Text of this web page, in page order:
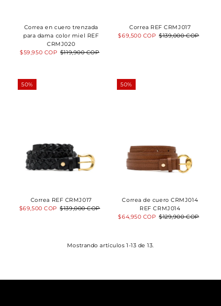
Correa en cuero trenzada
para dama color miel REF
CRMJ020
Precio
$59,950 COP Precio
$119,900 COP
Correa REF CRMJ017
Precio
$69,500 COP Precio
$139,000 COP
50%
Correa REF CRMJ017
Precio
$69,500 COP Precio
$139,000 COP
50%
Correa de cuero CRMJ014
REF CRMJ014
Precio
$64,950 COP Precio
$129,900 COP
Mostrando artículos 1-13 de 13.